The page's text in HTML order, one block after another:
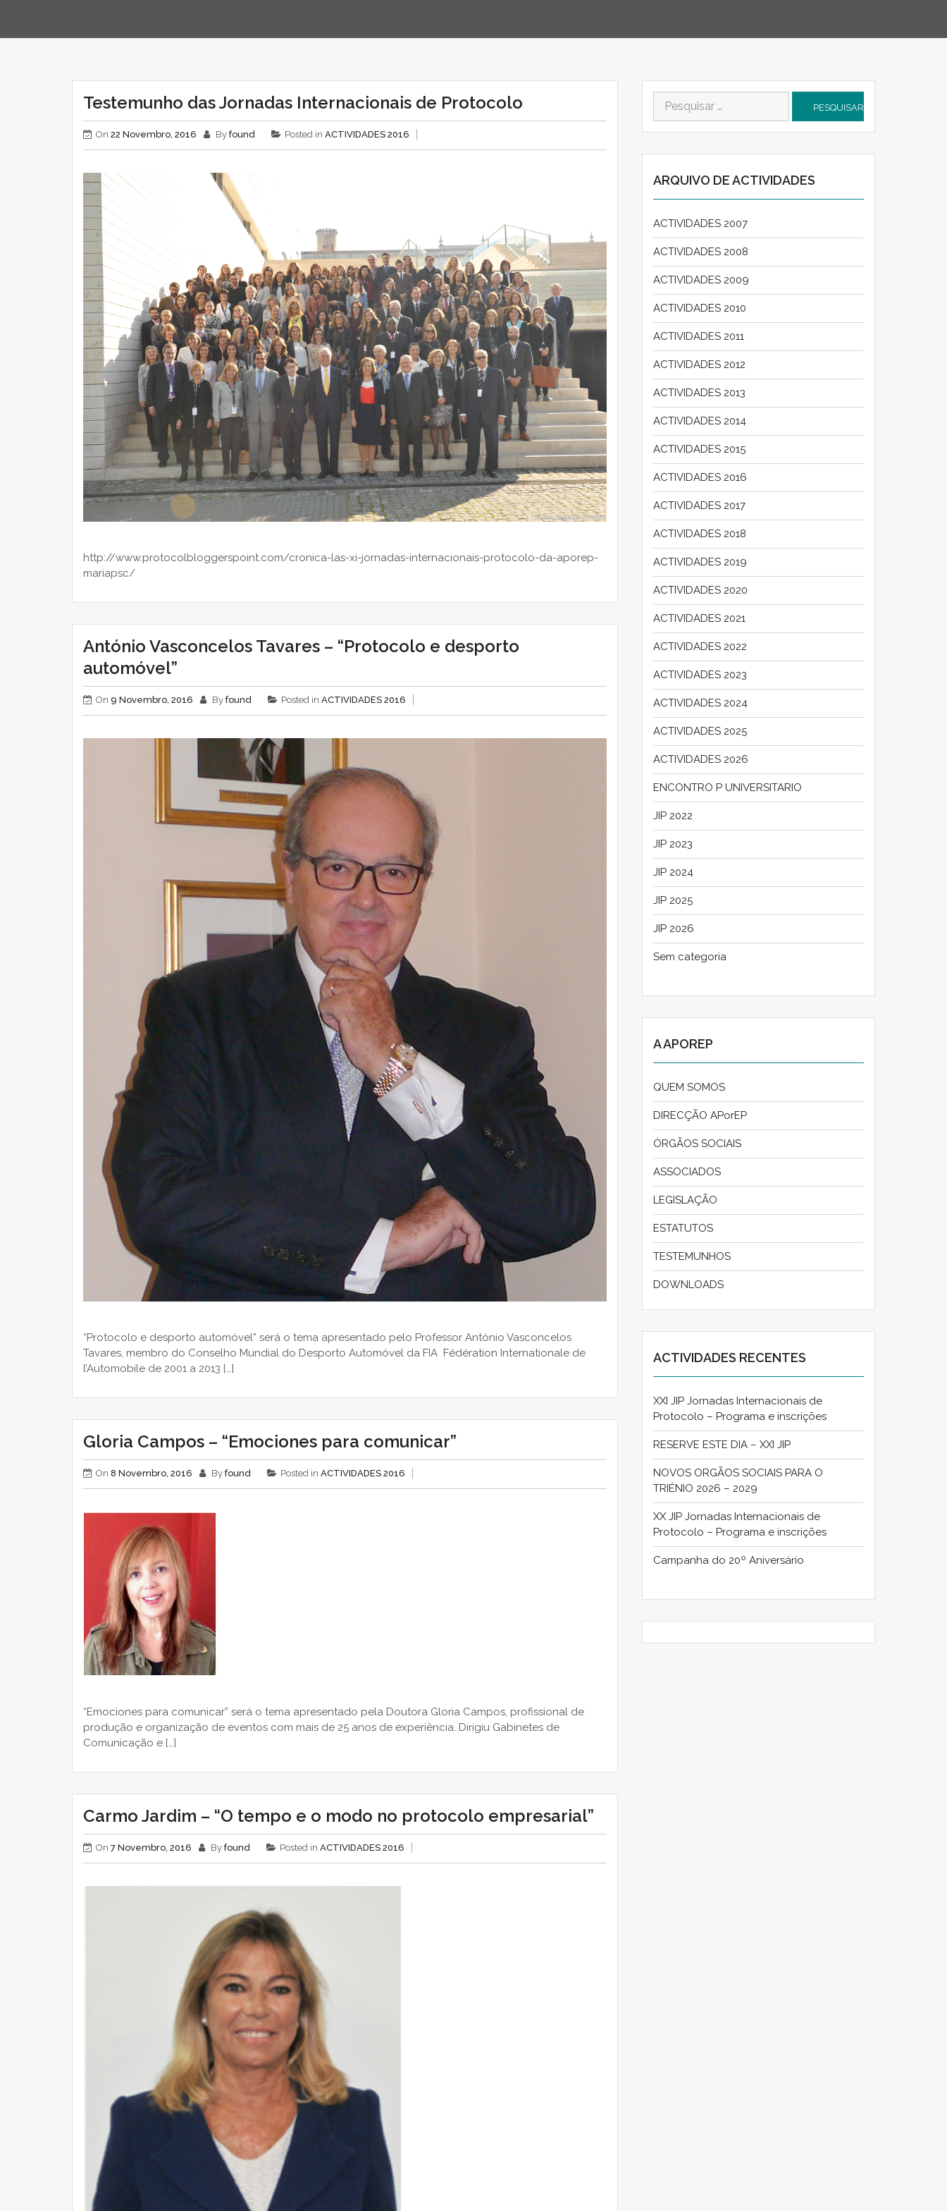
Testemunho das Jornadas Internacionais de Protocolo
On 22 Novembro, 2016 By found Posted in ACTIVIDADES 2016
http://www.protocolbloggerspoint.com/cronica-las-xi-jornadas-internacionais-protocolo-da-aporep-
mariapsc/
António Vasconcelos Tavares – “Protocolo e desporto
automóvel”
On 9 Novembro, 2016 By found Posted in ACTIVIDADES 2016
“Protocolo e desporto automóvel” será o tema apresentado pelo Professor António Vasconcelos
Tavares, membro do Conselho Mundial do Desporto Automóvel da FIA Fédération Internationale de
l’Automobile de 2001 a 2013 […]
Gloria Campos – “Emociones para comunicar”
On 8 Novembro, 2016 By found Posted in ACTIVIDADES 2016
“Emociones para comunicar” será o tema apresentado pela Doutora Gloria Campos, profissional de
produção e organização de eventos com mais de 25 anos de experiência. Dirigiu Gabinetes de
Comunicação e […]
Carmo Jardim – “O tempo e o modo no protocolo empresarial”
On 7 Novembro, 2016 By found Posted in ACTIVIDADES 2016
Pesquisar
por:
ARQUIVO DE ACTIVIDADES
ACTIVIDADES 2007
ACTIVIDADES 2008
ACTIVIDADES 2009
ACTIVIDADES 2010
ACTIVIDADES 2011
ACTIVIDADES 2012
ACTIVIDADES 2013
ACTIVIDADES 2014
ACTIVIDADES 2015
ACTIVIDADES 2016
ACTIVIDADES 2017
ACTIVIDADES 2018
ACTIVIDADES 2019
ACTIVIDADES 2020
ACTIVIDADES 2021
ACTIVIDADES 2022
ACTIVIDADES 2023
ACTIVIDADES 2024
ACTIVIDADES 2025
ACTIVIDADES 2026
ENCONTRO P UNIVERSITARIO
JIP 2022
JIP 2023
JIP 2024
JIP 2025
JIP 2026
Sem categoria
A APOREP
QUEM SOMOS
DIRECÇÃO APorEP
ÓRGÃOS SOCIAIS
ASSOCIADOS
LEGISLAÇÃO
ESTATUTOS
TESTEMUNHOS
DOWNLOADS
ACTIVIDADES RECENTES
XXI JIP Jornadas Internacionais de
Protocolo – Programa e inscrições
RESERVE ESTE DIA – XXI JIP
NOVOS ORGÃOS SOCIAIS PARA O
TRIÉNIO 2026 – 2029
XX JIP Jornadas Internacionais de
Protocolo – Programa e inscrições
Campanha do 20º Aniversário